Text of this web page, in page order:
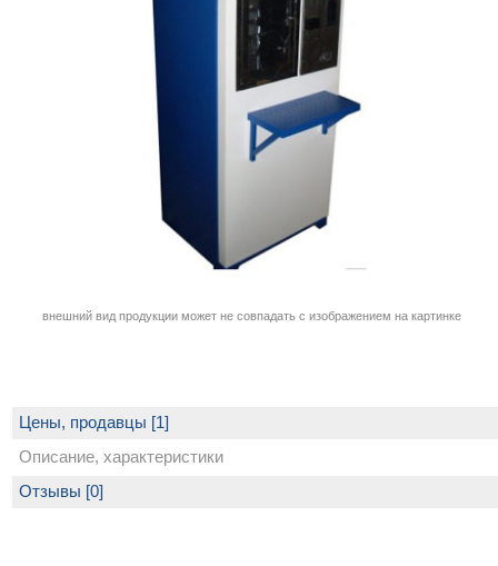
внешний вид продукции может не совпадать с изображением на картинке
Цены, продавцы [1]
Описание, характеристики
Отзывы [0]